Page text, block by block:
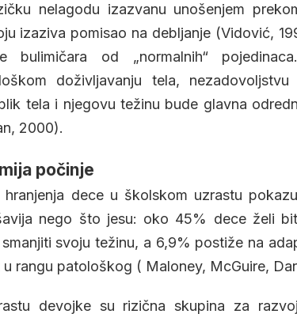
nelagodu izazvanu unošenjem
izaziva pomisao na debljanje (Vidović,
bulimičara od „normalnih“
doživljavanju tela,
tela i njegovu težinu bude glavna
2000).
počinje
hranjenja dece u školskom uzrastu
nego što jesu: oko 45% dece želi
svoju težinu, a 6,9% postiže na
rangu patološkog ( Maloney, McGuire,
devojke su rizična skupina za